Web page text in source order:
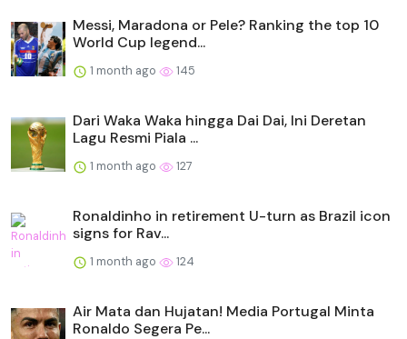
Messi, Maradona or Pele? Ranking the top 10
World Cup legend...
1 month ago 145
Dari Waka Waka hingga Dai Dai, Ini Deretan
Lagu Resmi Piala ...
1 month ago 127
Ronaldinho in retirement U-turn as Brazil icon
signs for Rav...
1 month ago 124
Air Mata dan Hujatan! Media Portugal Minta
Ronaldo Segera Pe...